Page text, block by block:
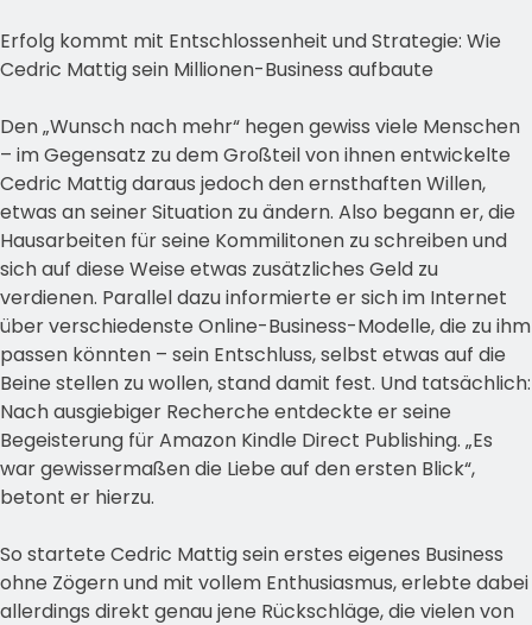
Erfolg kommt mit Entschlossenheit und Strategie: Wie
Cedric Mattig sein Millionen-Business aufbaute
Den „Wunsch nach mehr“ hegen gewiss viele Menschen
– im Gegensatz zu dem Großteil von ihnen entwickelte
Cedric Mattig daraus jedoch den ernsthaften Willen,
etwas an seiner Situation zu ändern. Also begann er, die
Hausarbeiten für seine Kommilitonen zu schreiben und
sich auf diese Weise etwas zusätzliches Geld zu
verdienen. Parallel dazu informierte er sich im Internet
über verschiedenste Online-Business-Modelle, die zu ihm
passen könnten – sein Entschluss, selbst etwas auf die
Beine stellen zu wollen, stand damit fest. Und tatsächlich:
Nach ausgiebiger Recherche entdeckte er seine
Begeisterung für Amazon Kindle Direct Publishing. „Es
war gewissermaßen die Liebe auf den ersten Blick“,
betont er hierzu.
So startete Cedric Mattig sein erstes eigenes Business
ohne Zögern und mit vollem Enthusiasmus, erlebte dabei
allerdings direkt genau jene Rückschläge, die vielen von